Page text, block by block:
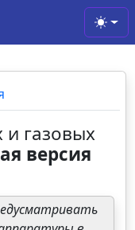
газовых
версия